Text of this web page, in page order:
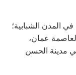
المدن الشبابية؛
عمان،
مدينة الحسن